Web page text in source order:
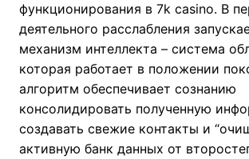
функционирования в 7k casino. В
деятельного расслабления
механизм интеллекта – система
которая работает в положении
алгоритм обеспечивает сознанию
консолидировать полученную
создавать свежие контакты и
активную банк данных от